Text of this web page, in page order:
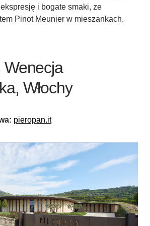
i bogate smaki, ze
Pinot Meunier w mieszankach.
Wenecja
Włochy
pieropan.it